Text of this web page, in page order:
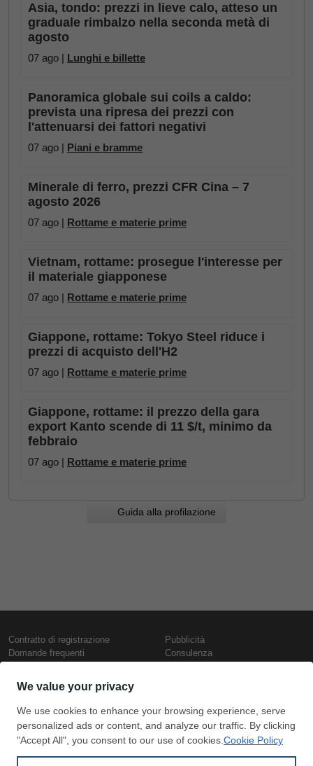
Asia, tondo: prezzi in lieve calo, atteso un
graduale rimbalzo nella seconda metà di
agosto
07 ago | Lunghi e billette
Panoramica globale sui coils a caldo:
prevista una ripresa dei prezzi con
l'attenuarsi dei fattori negativi
07 ago | Piani e bramme
Minerale di ferro, prezzi CFR Cina – 7
agosto 2026
07 ago | Rottame e materie prime
Vietnam, rottame: prosegue l'interesse per
il materiale giapponese
07 ago | Rottame e materie prime
Giappone, rottame: Tokyo Steel riduce i
prezzi di acquisto dell'H2
07 ago | Rottame e materie prime
Giappone, rottame: il prezzo della gara
export Kanto scende di 11 $/t, minimo da
febbraio
07 ago | Rottame e materie prime
Guida alla profilazione
Contratto di registrazione
Domande frequenti
Presentazione
Contattaci
Termini di utilizzo
Politica di riservatezza
Pubblicità
Consulenza
Prezzi e indici